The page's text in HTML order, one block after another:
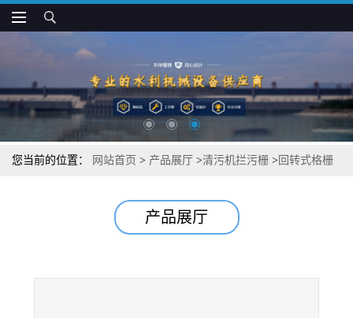
您当前的位置： 网站首页 > 产品展厅 >清污机拦污栅 > 回转式格栅
产品展厅